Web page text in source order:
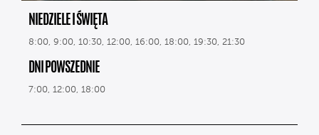
NIEDZIELE I ŚWIĘTA
8:00, 9:00, 10:30, 12:00, 16:00, 18:00, 19:30, 21:30
DNI POWSZEDNIE
7:00, 12:00, 18:00